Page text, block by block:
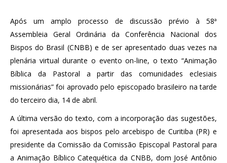
Após um amplo processo de discussão prévio à 58ª
Assembleia Geral Ordinária da Conferência Nacional dos
Bispos do Brasil (CNBB) e de ser apresentado duas vezes na
plenária virtual durante o evento on-line, o texto “Animação
Bíblica da Pastoral a partir das comunidades eclesiais
missionárias” foi aprovado pelo episcopado brasileiro na tarde
do terceiro dia, 14 de abril.
A última versão do texto, com a incorporação das sugestões,
foi apresentada aos bispos pelo arcebispo de Curitiba (PR) e
presidente da Comissão da Comissão Episcopal Pastoral para
a Animação Bíblico Catequética da CNBB, dom José Antônio